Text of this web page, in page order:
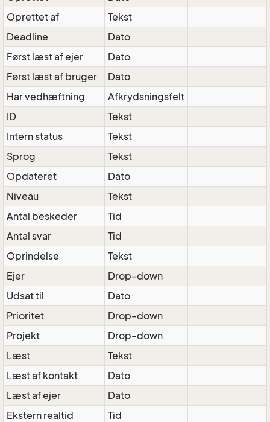
Oprettet af
Tekst
Deadline
Dato
Først læst af ejer
Dato
Først læst af bruger
Dato
Har vedhæftning
Afkrydsningsfelt
ID
Tekst
Intern status
Tekst
Sprog
Tekst
Opdateret
Dato
Niveau
Tekst
Antal beskeder
Tid
Antal svar
Tid
Oprindelse
Tekst
Ejer
Drop-down
Udsat til
Dato
Prioritet
Drop-down
Projekt
Drop-down
Læst
Tekst
Læst af kontakt
Dato
Læst af ejer
Dato
Ekstern realtid
Tid